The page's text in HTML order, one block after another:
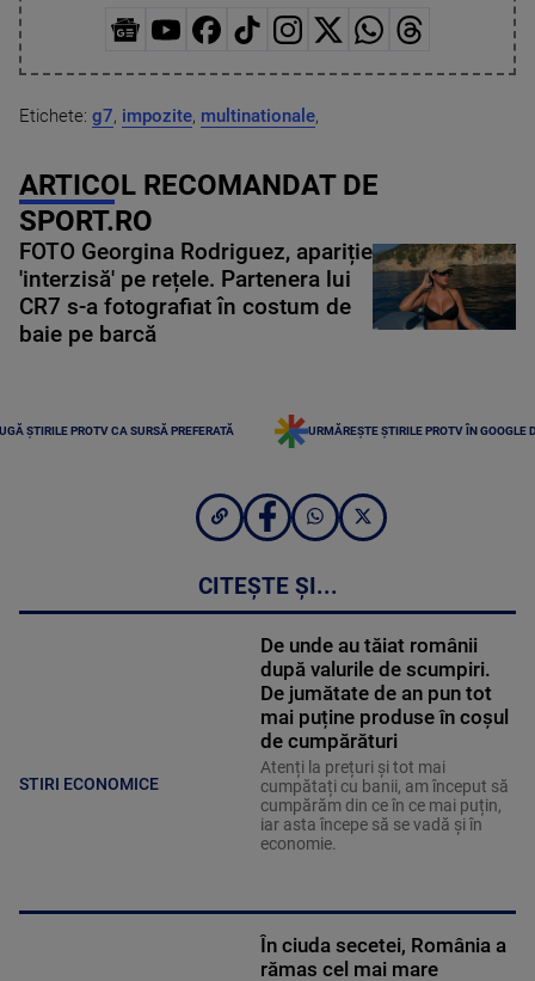
Etichete: g7, impozite, multinationale,
ARTICOL RECOMANDAT DE
SPORT.RO
FOTO Georgina Rodriguez, apariție
'interzisă' pe rețele. Partenera lui
CR7 s-a fotografiat în costum de
baie pe barcă
ȘTIRILE PROTV CA SURSĂ PREFERATĂ URMĂREȘTE ȘTIRILE PROTV ÎN GOOGLE
CITEȘTE ȘI...
STIRI ECONOMICE
De unde au tăiat românii
după valurile de scumpiri.
De jumătate de an pun tot
mai puține produse în coșul
de cumpărături
Atenți la prețuri și tot mai
cumpătați cu banii, am început să
cumpărăm din ce în ce mai puțin,
iar asta începe să se vadă și în
economie.
În ciuda secetei, România a
rămas cel mai mare